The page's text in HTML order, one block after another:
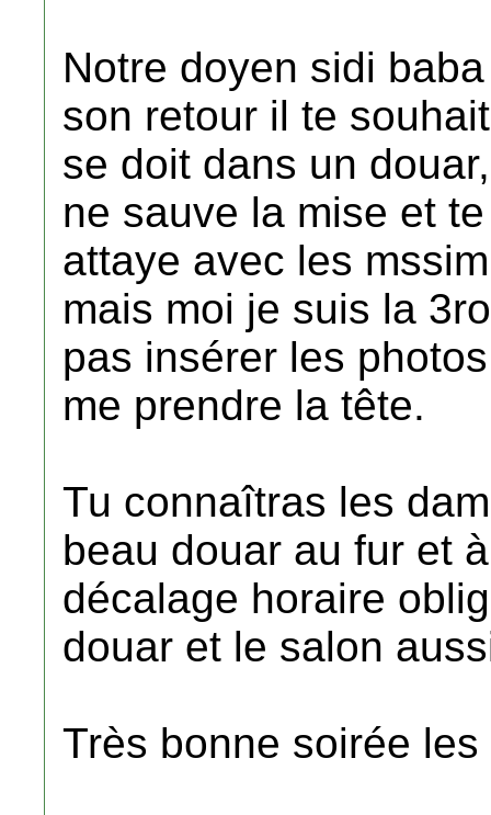
Notre doyen sidi
son retour il te
se doit dans un
ne sauve la mise et
attaye avec les
mais moi je suis la
pas insérer les
me prendre la tête.
Tu connaîtras les
beau douar au fur et
décalage horaire
douar et le salon
Très bonne soirée